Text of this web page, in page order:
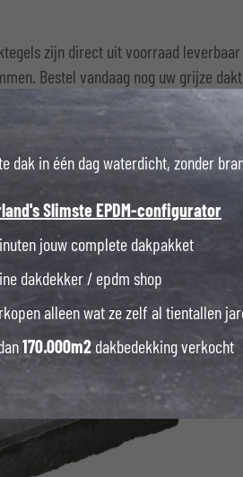
dak in één dag waterdicht, zonder
Slimste EPDM-configurator
jouw complete dakpakket
dakdekker / epdm shop
alleen wat ze zelf al tientallen
170.000m2 dakbedekking verkocht
zijn direct uit voorraad
Bestel vandaag nog uw grijze
voor een efficiënte en duurzame